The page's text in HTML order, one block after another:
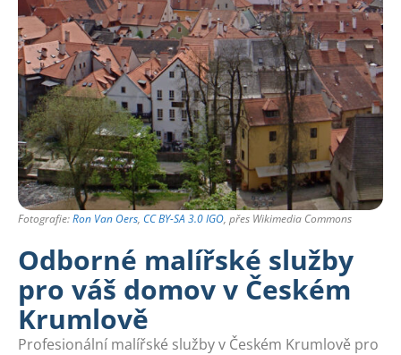
Fotografie:Ron Van Oers, CC BY-SA 3.0 IGO, přes Wikimedia Commons
Odborné malířské služby
pro váš domov v Českém
Krumlově
Profesionální malířské služby v Českém Krumlově pro